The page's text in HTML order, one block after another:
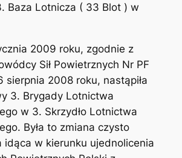
Baza Lotnicza ( 33 Blot ) w
2009 roku, zgodnie z
Sił Powietrznych Nr PF
sierpnia 2008 roku, nastąpiła
3. Brygady Lotnictwa
w 3. Skrzydło Lotnictwa
Była to zmiana czysto
idąca w kierunku ujednolicenia